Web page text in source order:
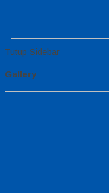
Tutup Sidebar
Gallery